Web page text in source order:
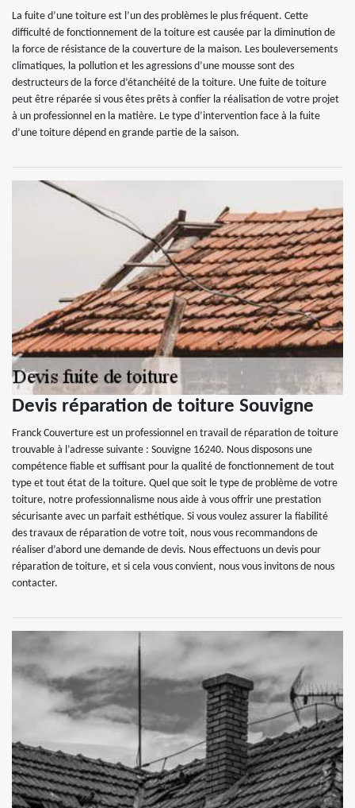
La fuite d’une toiture est l’un des problèmes le plus fréquent. Cette
difficulté de fonctionnement de la toiture est causée par la diminution de
la force de résistance de la couverture de la maison. Les bouleversements
climatiques, la pollution et les agressions d’une mousse sont des
destructeurs de la force d’étanchéité de la toiture. Une fuite de toiture
peut être réparée si vous êtes prêts à confier la réalisation de votre projet
à un professionnel en la matière. Le type d’intervention face à la fuite
d’une toiture dépend en grande partie de la saison.
Devis réparation de toiture Souvigne
Franck Couverture est un professionnel en travail de réparation de toiture
trouvable à l’adresse suivante : Souvigne 16240. Nous disposons une
compétence fiable et suffisant pour la qualité de fonctionnement de tout
type et tout état de la toiture. Quel que soit le type de problème de votre
toiture, notre professionnalisme nous aide à vous offrir une prestation
sécurisante avec un parfait esthétique. Si vous voulez assurer la fiabilité
des travaux de réparation de votre toit, nous vous recommandons de
réaliser d’abord une demande de devis. Nous effectuons un devis pour
réparation de toiture, et si cela vous convient, nous vous invitons de nous
contacter.